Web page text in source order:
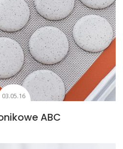
03.05.16
ABC